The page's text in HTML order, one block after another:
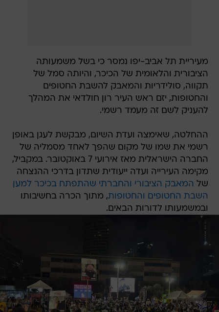
מעיריית תל אביב-יפו נמסר כי בשל משמעותה
הציבורית והלאומית של הכיכר, והיותה סמל של
תקווה, סולידריות והמאבק להשבת החטופים
והחטופות, יזם ראש העיר רון חולדאי את המהלך
להעניק לשם זה מעמד רשמי.
ההחלטה, שאימצה ועדת השיום, מבקשת לעגן באופן
רשמי את שמו של מקום שהפך לאחד מסמליה של
החברה הישראלית מאז אירועי 7 באוקטובר. במקביל,
מקימה העירייה ועדה ייעודית שתדון בדרכי ההנצחה
של המאבק הציבורי והחברתי שהתפתח בכיכר למען
השבת החטופים והחטופות, מתוך הכרה בחשיבותו
ובמשמעותו לדורות הבאים.